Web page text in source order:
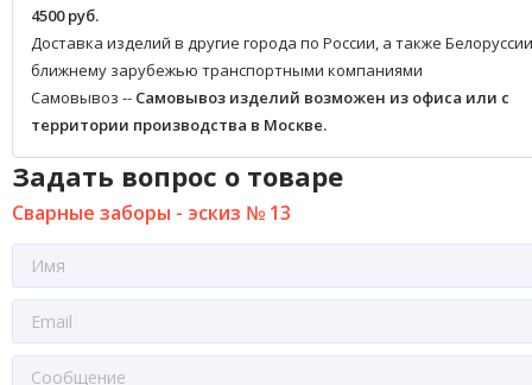
4500 руб.
Доставка изделий в другие города по России, а также
ближнему зарубежью транспортными компаниями
Самовывоз -- Самовывоз изделий возможен из офиса или с
территории производства в Москве.
Задать вопрос о товаре
Сварные заборы - эскиз № 13